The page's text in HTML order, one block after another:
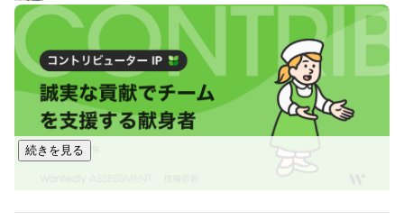
今回の募集は一緒に自社サービスを作っていただける、そし
て、そのために一緒に会社を作っていただける方にぜひ来て
いただきたいと思っております。
続きを見る